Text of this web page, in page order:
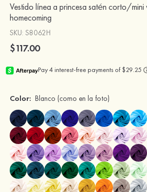
Vestido línea a princesa satén corto/mini
homecoming
SKU: S8062H
$117.00
Color: Blanco (como en la foto)